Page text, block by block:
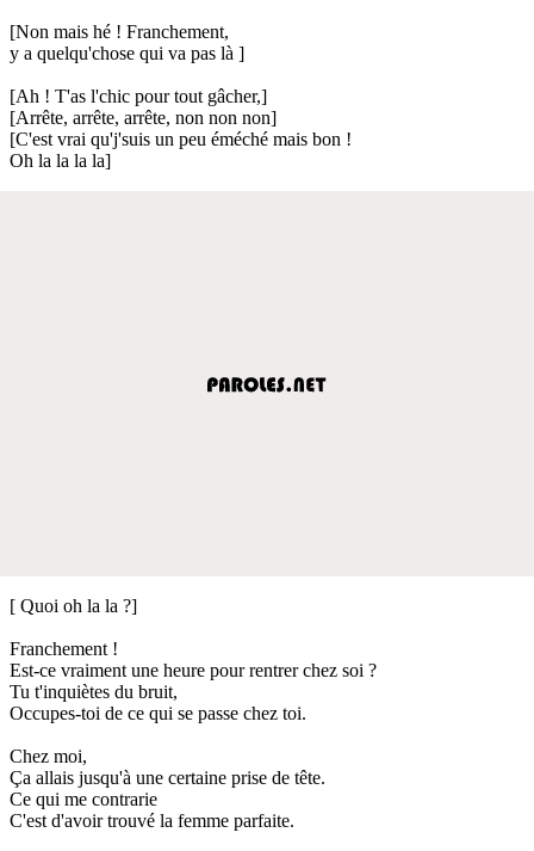
[Non mais hé ! Franchement,
y a quelqu'chose qui va pas là ]
[Ah ! T'as l'chic pour tout gâcher,]
[Arrête, arrête, arrête, non non non]
[C'est vrai qu'j'suis un peu éméché mais bon !
Oh la la la la]
[ Quoi oh la la ?]
Franchement !
Est-ce vraiment une heure pour rentrer chez soi ?
Tu t'inquiètes du bruit,
Occupes-toi de ce qui se passe chez toi.
Chez moi,
Ça allais jusqu'à une certaine prise de tête.
Ce qui me contrarie
C'est d'avoir trouvé la femme parfaite.